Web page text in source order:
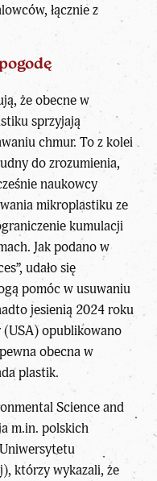
łącznie z
że obecne w
sprzyjają
chmur. To z kolei
do zrozumienia,
naukowcy
mikroplastiku ze
kumulacji
Jak podano w
udało się
pomóc w usuwaniu
jesienią 2024 roku
(USA) opublikowano
obecna w
plastik.
Science and
m.in. polskich
którzy wykazali, że